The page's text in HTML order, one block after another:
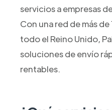
servicios a empresas
Con una red de más
todo el Reino Unido,
soluciones de envío
rentables.